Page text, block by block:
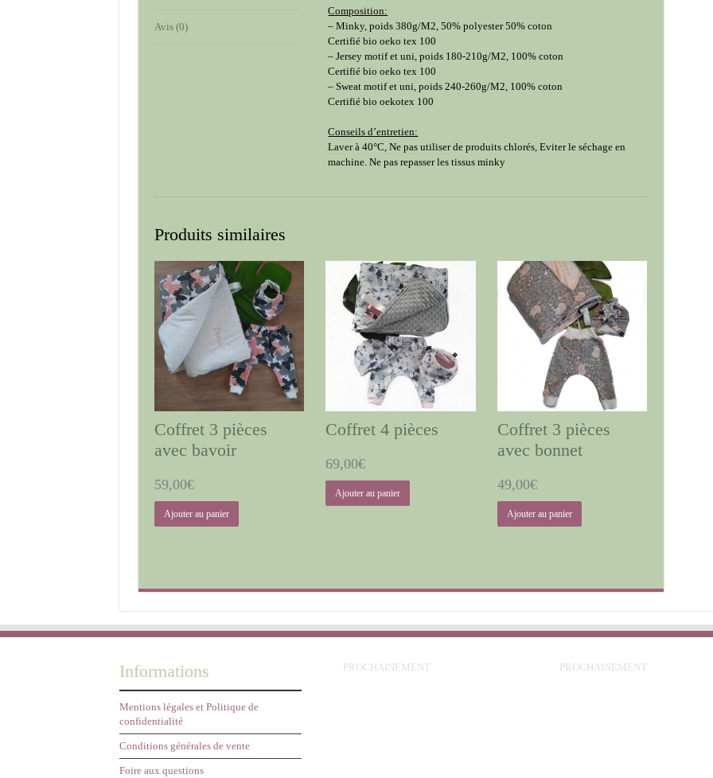
Avis (0)
Composition:
– Minky, poids 380g/M2, 50% polyester 50% coton
Certifié bio oeko tex 100
– Jersey motif et uni, poids 180-210g/M2, 100% coton
Certifié bio oeko tex 100
– Sweat motif et uni, poids 240-260g/M2, 100% coton
Certifié bio oekotex 100
Conseils d’entretien:
Laver à 40°C, Ne pas utiliser de produits chlorés, Eviter le séchage en
machine. Ne pas repasser les tissus minky
Produits similaires
Coffret 3 pièces
avec bavoir
59,00€
Ajouter au panier
Coffret 4 pièces
69,00€
Ajouter au panier
Coffret 3 pièces
avec bonnet
49,00€
Ajouter au panier
Informations
Mentions légales et Politique de
confidentialité
Conditions générales de vente
Foire aux questions
PROCHAINEMENT PROCHAINEMENT